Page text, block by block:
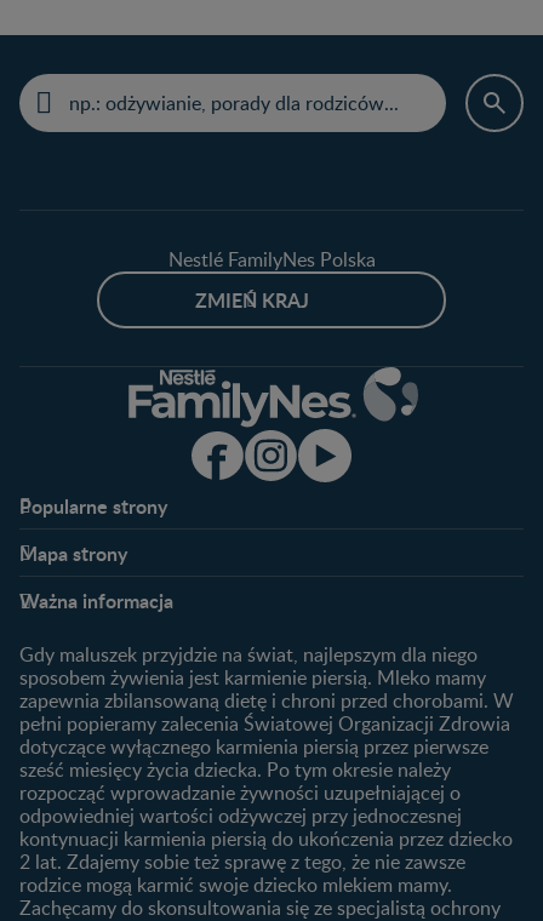
Nestlé FamilyNes Polska
ZMIEŃ KRAJ
Popularne strony​
Kontakt
FAQ
Produkty
Wyszukiwarka produktów
Nasze marki
Mapa strony​
Plamienie implantacyjne –
Jak zaplanować płeć
dziecka?
Jak rozpoznać dni płodne?
Badania przed ciążą
Planowanie urlopu
macierzyńskiego
1. trymestr ciąży
2. trymestr ciąży
3. trymestr ciąży
Rozwój dziecka
Kalendarz rozwoju dziecka
Żywienie dziecka
10 sposobów jak poprawić
laktację
Ważna informacja
Gdy maluszek przyjdzie na świat, najlepszym dla niego
sposobem żywienia jest karmienie piersią. Mleko mamy
zapewnia zbilansowaną dietę i chroni przed chorobami. W
pełni popieramy zalecenia Światowej Organizacji Zdrowia
dotyczące wyłącznego karmienia piersią przez pierwsze
sześć miesięcy życia dziecka. Po tym okresie należy
rozpocząć wprowadzanie żywności uzupełniającej o
odpowiedniej wartości odżywczej przy jednoczesnej
kontynuacji karmienia piersią do ukończenia przez dziecko
2 lat. Zdajemy sobie też sprawę z tego, że nie zawsze
rodzice mogą karmić swoje dziecko mlekiem mamy.
Zachęcamy do skonsultowania się ze specjalistą ochrony